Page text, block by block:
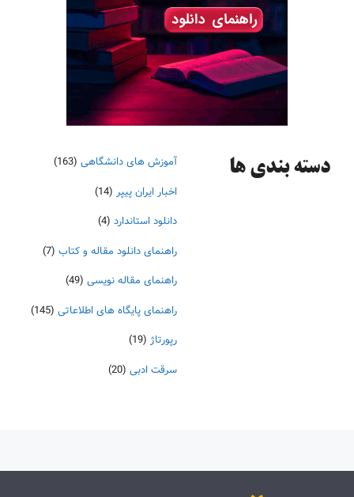
دسته‌ بندی ها آموزش های دانشگاهی (163)
اخبار ایران پیپر (14)
دانلود استاندارد (4)
راهنمای دانلود مقاله و کتاب (7)
راهنمای مقاله نویسی (49)
راهنمای پایگاه های اطلاعاتی (145)
رپورتاژ (19)
سرقت ادبی (20)